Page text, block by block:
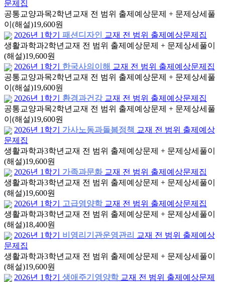
문제집
공통교양과목2학년 교재 전 범위 출제예상문제 + 문제상세풀
이(해설)19,600원
2026년 1학기
패션디자인 교재 전 범위 출제예상문제집
생활과학과2학년 교재 전 범위 출제예상문제 + 문제상세풀이
(해설)19,600원
2026년 1학기
한국사의이해 교재 전 범위 출제예상문제집
공통교양과목2학년 교재 전 범위 출제예상문제 + 문제상세풀
이(해설)19,600원
2026년 1학기
환경과건강 교재 전 범위 출제예상문제집
공통교양과목2학년 교재 전 범위 출제예상문제 + 문제상세풀
이(해설)19,600원
2026년 1학기
가사노동과돌봄정책 교재 전 범위 출제예상
문제집
생활과학과3학년 교재 전 범위 출제예상문제 + 문제상세풀이
(해설)19,600원
2026년 1학기
가족과문화 교재 전 범위 출제예상문제집
생활과학과3학년 교재 전 범위 출제예상문제 + 문제상세풀이
(해설)19,600원
2026년 1학기
고급영양학 교재 전 범위 출제예상문제집
생활과학과3학년 교재 전 범위 출제예상문제 + 문제상세풀이
(해설)18,400원
2026년 1학기
비영리기관운영관리
교재 전 범위 출제예상
문제집
생활과학과3학년 교재 전 범위 출제예상문제 + 문제상세풀이
(해설)19,600원
2026년 1학기
생애주기영양학 교재 전 범위 출제예상문제